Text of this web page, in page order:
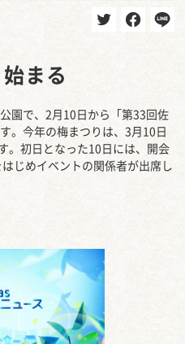
まる
園で、2月10日から「第33回佐
。今年の梅まつりは、3月10日
。初日となった10日には、開会
じめイベントの関係者が出席し